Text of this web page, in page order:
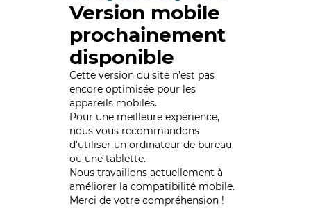
Version mobile
prochainement
disponible
Cette version du site n’est pas
encore optimisée pour les
appareils mobiles.
Pour une meilleure expérience,
nous vous recommandons
d'utiliser un ordinateur de bureau
ou une tablette.
Nous travaillons actuellement à
améliorer la compatibilité mobile.
Merci de votre compréhension !